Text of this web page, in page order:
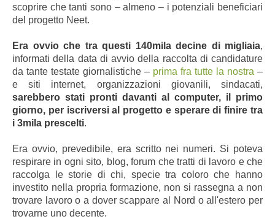
scoprire che tanti sono – almeno – i potenziali beneficiari
del progetto Neet.
Era ovvio che tra questi 140mila decine di migliaia,
informati della data di avvio della raccolta di candidature
da tante testate giornalistiche – prima fra tutte la nostra –
e siti internet, organizzazioni giovanili, sindacati,
sarebbero stati pronti davanti al computer, il primo
giorno, per iscriversi al progetto e sperare di finire tra
i 3mila prescelti.
Era ovvio, prevedibile, era scritto nei numeri. Si poteva
respirare in ogni sito, blog, forum che tratti di lavoro e che
raccolga le storie di chi, specie tra coloro che hanno
investito nella propria formazione, non si rassegna a non
trovare lavoro o a dover scappare al Nord o all'estero per
trovarne uno decente.